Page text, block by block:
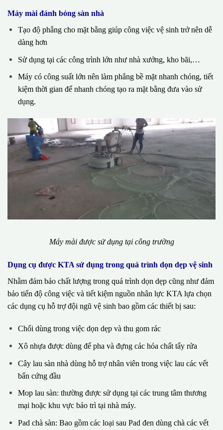
Máy mài đánh bóng sàn nhà
Tạo độ phẵng cho mặt bằng giúp công việc vệ sinh trở nên dễ
dàng hơn
Sử dụng tại các công trình lớn như nhà xưởng, kho bãi,…
Máy có công suất lớn nên làm phẳng bề mặt nhanh chóng, tiết
kiệm thời gian để nhanh chóng tạo ra mặt bằng đưa vào sử
dụng.
Máy mài được sử dụng tại công trường
Dụng cụ được KTA sử dụng trong quá trình dọn dẹp vệ sinh
Nhằm đảm bảo chất lượng trong quá trình dọn dẹp cũng như đảm
bảo tiến độ công việc và tiết kiệm nguồn nhân lực KTA lựa chọn
các dụng cụ hỗ trợ đội ngũ vệ sinh bao gồm các thiết bị sau:
Chổi dùng trong việc dọn dẹp và thu gom rác
Xô nhựa được dùng để pha và đựng các hóa chất tẩy rửa
Cây lau sàn nhà dùng hỗ trợ nhân viên trong việc lau các vết
bẩn cứng đầu
Mop lau sàn: thường được sử dụng tại các trung tâm thương
mại hoặc khu vực bảo trì tại nhà máy.
Pad chà sàn: Bao gồm các loại sau Pad đen dùng chà các vết